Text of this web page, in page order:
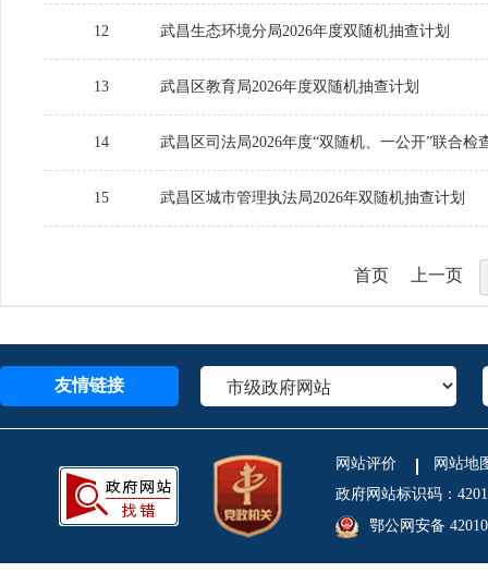
12 武昌生态环境分局2026年度双随机抽查计划
13 武昌区教育局2026年度双随机抽查计划
14 武昌区司法局2026年度“双随机、一公开”联合检
15 武昌区城市管理执法局2026年双随机抽查计划
首页 上一页
友情链接
网站评价
网站地
政府网站标识码：
鄂公网安备